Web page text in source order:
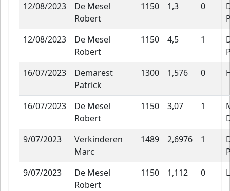
12/08/2023
De Mesel
Robert
1150 1,3 0
12/08/2023
De Mesel
Robert
1150 4,5 1
16/07/2023
Demarest
Patrick
1300 1,576 0
16/07/2023
De Mesel
Robert
1150 3,07 1
9/07/2023
Verkinderen
Marc
1489 2,6976 1
9/07/2023
De Mesel
Robert
1150 1,112 0